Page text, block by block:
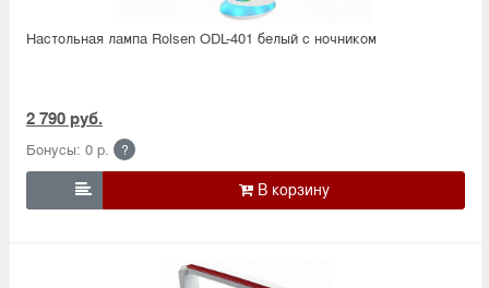
Настольная лампа Rolsen ODL-401 белый с ночником
2 790 руб.
Бонусы: 0 р. ?
